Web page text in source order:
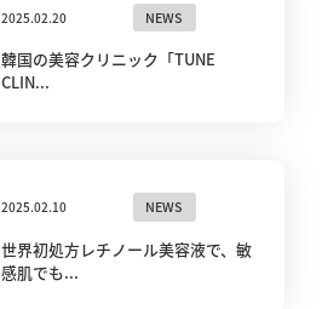
2025.02.20 NEWS
韓国の美容クリニック「TUNE
CLIN...
2025.02.10 NEWS
世界初処方レチノール美容液で、敏
感肌でも...